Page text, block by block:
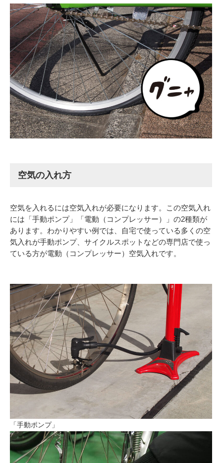
空気の入れ方
空気を入れるには空気入れが必要になります。この空気入れ
には「手動ポンプ」「電動（コンプレッサー）」の2種類が
あります。わかりやすい例では、自宅で使っている多くの空
気入れが手動ポンプ、サイクルスポットなどの専門店で使っ
ている方が電動（コンプレッサー）空気入れです。
「手動ポンプ」